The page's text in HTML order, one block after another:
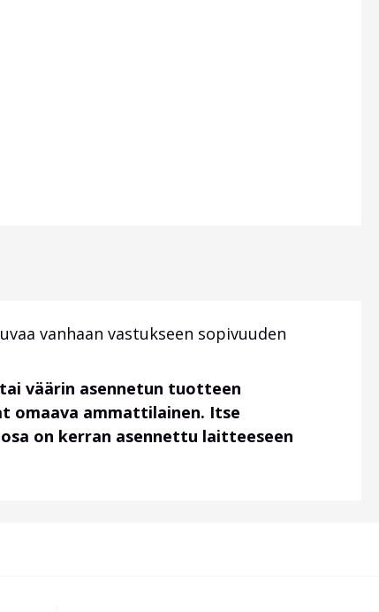
vanhaan vastukseen sopivuuden
väärin asennetun tuotteen
omaava ammattilainen. Itse
on kerran asennettu laitteeseen